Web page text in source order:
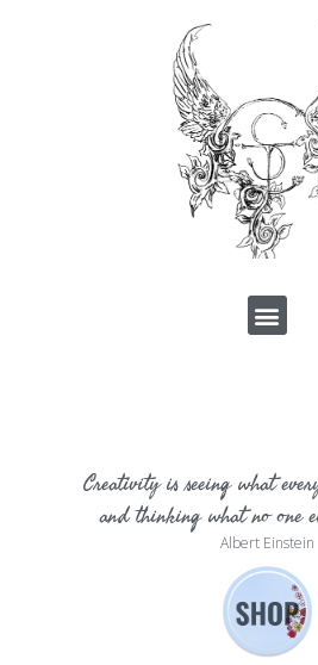
Creativity is seeing what
and thinking what no one
Albert Einstein